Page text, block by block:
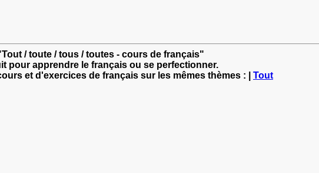
/ toute / tous / toutes - cours de français"
pour apprendre le français ou se perfectionner.
et d'exercices de français sur les mêmes thèmes : | Tout